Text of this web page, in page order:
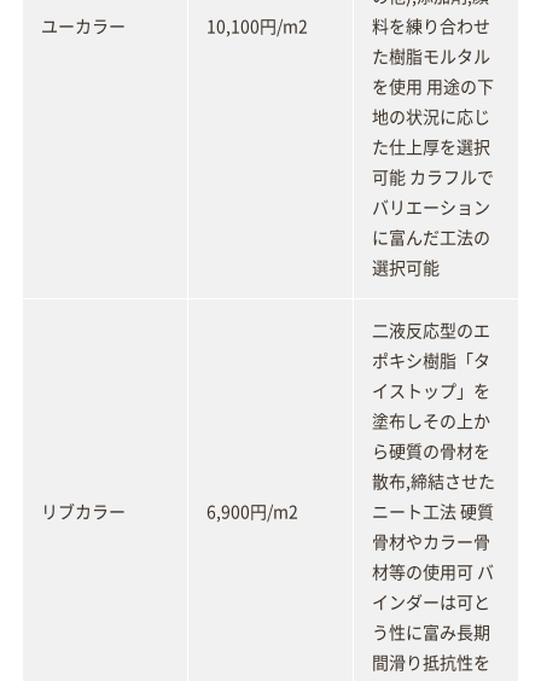
ユーカラー 10,100円/m2
料を練り合わせ
た樹脂モルタル
を使用 用途の下
地の状況に応じ
た仕上厚を選択
可能 カラフルで
バリエーション
に富んだ工法の
選択可能
リブカラー 6,900円/m2
二液反応型のエ
ポキシ樹脂「タ
イストップ」を
塗布しその上か
ら硬質の骨材を
散布,締結させた
ニート工法 硬質
骨材やカラー骨
材等の使用可 バ
インダーは可と
う性に富み長期
間滑り抵抗性を